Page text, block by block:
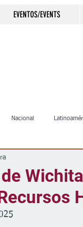
EVENTOS/EVENTS
Nacional
& Cultura
Desamparados